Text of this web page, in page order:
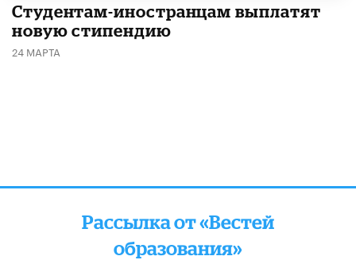
Студентам-иностранцам выплатят
новую стипендию
24 МАРТА
Рассылка от «Вестей
образования»